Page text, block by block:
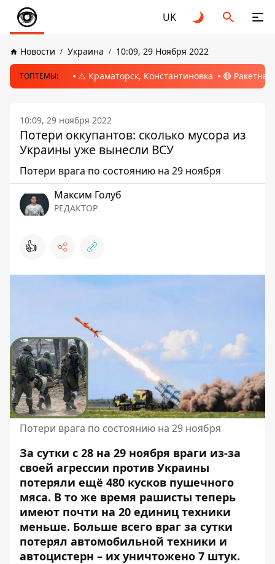
UK
Новости Украина 10:09, 29 Ноября 2022
ТОПТЕМЫ: ⚠️ Краматорск, Константиновка 🔴
10:09, 29 ноября 2022
Потери оккупантов: сколько мусора из
Украины уже вынесли ВСУ
Потери врага по состоянию на 29 ноября
Максим Голуб
РЕДАКТОР
👍
Потери врага по состоянию на 29 ноября
За сутки с 28 на 29 ноября враги из-за
своей агрессии против Украины
потеряли ещё 480 кусков пушечного
мяса. В то же время рашисты теперь
имеют почти на 20 единиц техники
меньше. Больше всего враг за сутки
потерял автомобильной техники и
автоцистерн – их уничтожено 7 штук.